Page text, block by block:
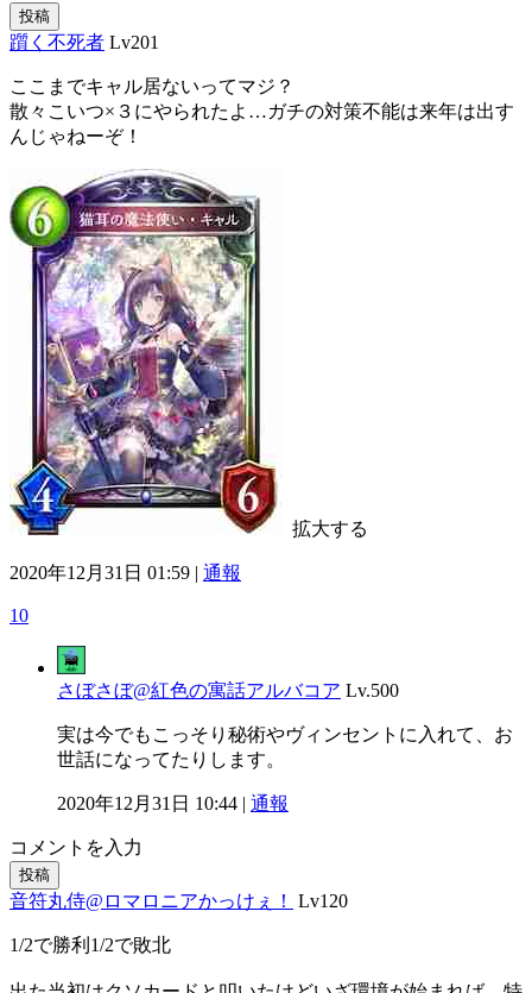
投稿
躓く不死者 Lv201
ここまでキャル居ないってマジ？
散々こいつ×３にやられたよ…ガチの対策不能は来年は出す
んじゃねーぞ！
拡大する
2020年12月31日 01:59 | 通報
10
さぼさぼ@紅色の寓話アルバコア Lv.500
実は今でもこっそり秘術やヴィンセントに入れて、お
世話になってたりします。
2020年12月31日 10:44 | 通報
コメントを入力
投稿
音符丸侍@ロマロニアかっけぇ！ Lv120
1/2で勝利1/2で敗北